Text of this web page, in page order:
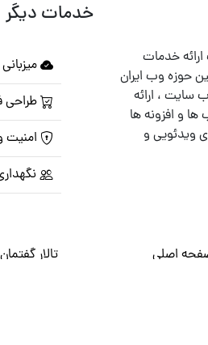
۱۳۸۶ با هدف ارائه خدمات
حوزه وب ایران
سایت ، ارائه
ها و افزونه ها
ویدئویی و
خدمات دیگر
طراحی
اصلی تالار گفتمان